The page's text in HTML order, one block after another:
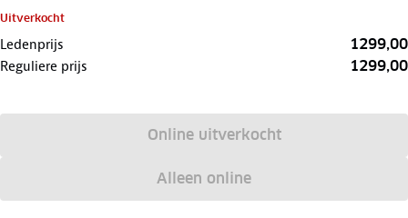
Uitverkocht
Ledenprijs 1299,00
Reguliere prijs 1299,00
Online uitverkocht
Alleen online